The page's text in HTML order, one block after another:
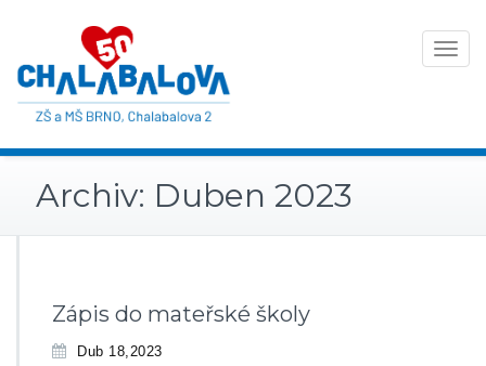
Toggle
Archiv: Duben 2023
Zápis do mateřské školy
Dub 18,2023